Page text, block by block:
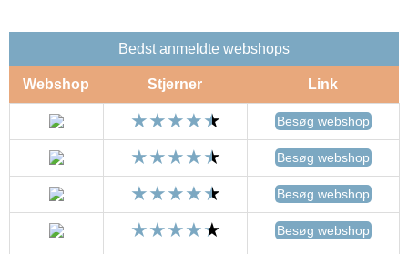
Bedst anmeldte webshops
Webshop Stjerner Link
Besøg webshop
Besøg webshop
Besøg webshop
Besøg webshop